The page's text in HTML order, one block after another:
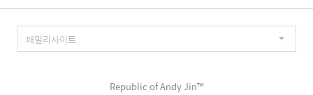
Republic of Andy Jin™